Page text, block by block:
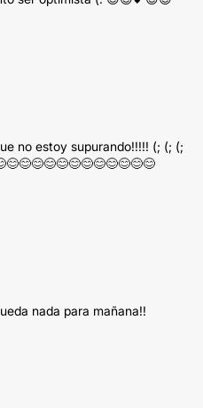
no estoy supurando!!!!! (; (; (;
nada para mañana!!